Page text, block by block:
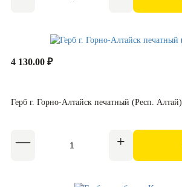
4 130.00 ₽
Герб г. Горно-Алтайск печатный (Респ. Алтай)